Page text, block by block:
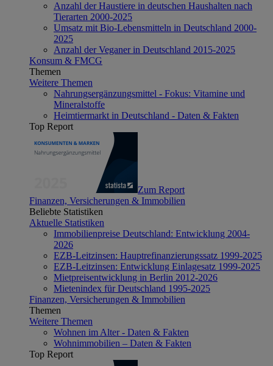
Anzahl der Haustiere in deutschen Haushalten nach
Tierarten 2000-2025
Umsatz mit Bio-Lebensmitteln in Deutschland 2000-
2025
Anzahl der Veganer in Deutschland 2015-2025
Konsum & FMCG
Themen
Weitere Themen
Nahrungsergänzungsmittel - Fokus: Vitamine und
Mineralstoffe
Heimtiermarkt in Deutschland - Daten & Fakten
Top Report
Zum Report
Finanzen, Versicherungen & Immobilien
Beliebte Statistiken
Aktuelle Statistiken
Immobilienpreise Deutschland: Entwicklung 2004-
2026
EZB-Leitzinsen: Hauptrefinanzierungssatz 1999-2025
EZB-Leitzinsen: Entwicklung Einlagesatz 1999-2025
Mietpreisentwicklung in Berlin 2012-2026
Mietenindex für Deutschland 1995-2025
Finanzen, Versicherungen & Immobilien
Themen
Weitere Themen
Wohnen im Alter - Daten & Fakten
Wohnimmobilien – Daten & Fakten
Top Report